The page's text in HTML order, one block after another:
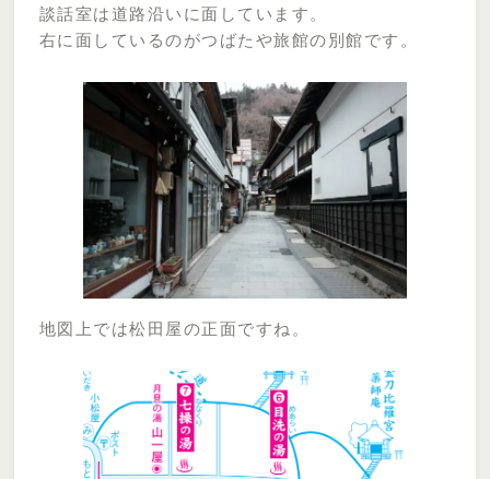
談話室は道路沿いに面しています。
右に面しているのがつばたや旅館の別館です。
地図上では松田屋の正面ですね。